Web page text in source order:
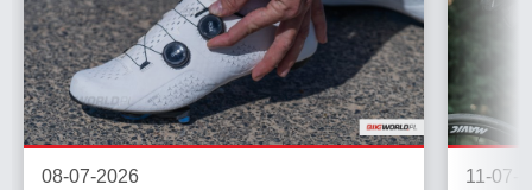
08-07-2026 11-07-